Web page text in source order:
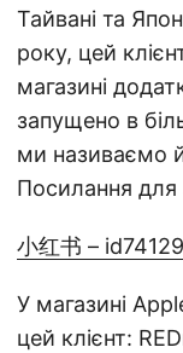
Тайвані та
року, цей
магазині
запущено в
ми називаємо
Посилання для
小红书 –
У магазині
цей клієнт: